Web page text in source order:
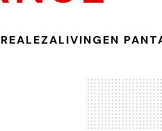
REALEZALIVINGEN